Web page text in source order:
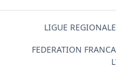
LIGUE
FEDERATION